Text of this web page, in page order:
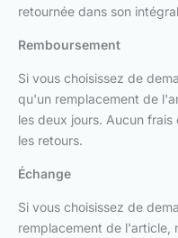
retournée dans son
Remboursement
Si vous choisissez de
qu'un remplacement de
les deux jours. Aucun
les retours.
Échange
Si vous choisissez de
remplacement de l'article,